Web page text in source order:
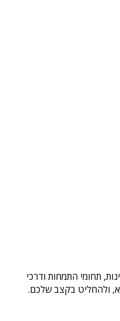
תחומי התמחות ודרכי
ולהחליט בקצב שלכם.